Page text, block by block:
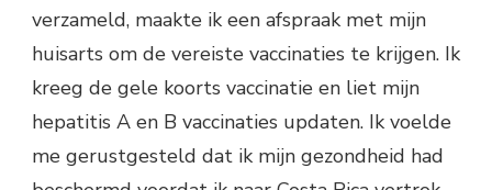
verzameld, maakte ik een afspraak met mijn
huisarts om de vereiste vaccinaties te krijgen. Ik
kreeg de gele koorts vaccinatie en liet mijn
hepatitis A en B vaccinaties updaten. Ik voelde
me gerustgesteld dat ik mijn gezondheid had